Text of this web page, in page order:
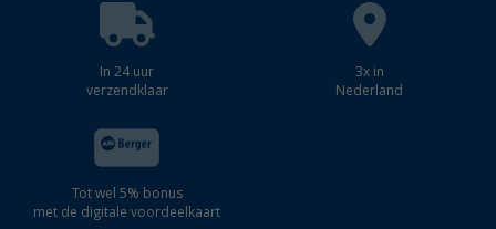
In 24 uur
verzendklaar
3x in
Nederland
Tot wel 5% bonus
met de digitale voordeelkaart